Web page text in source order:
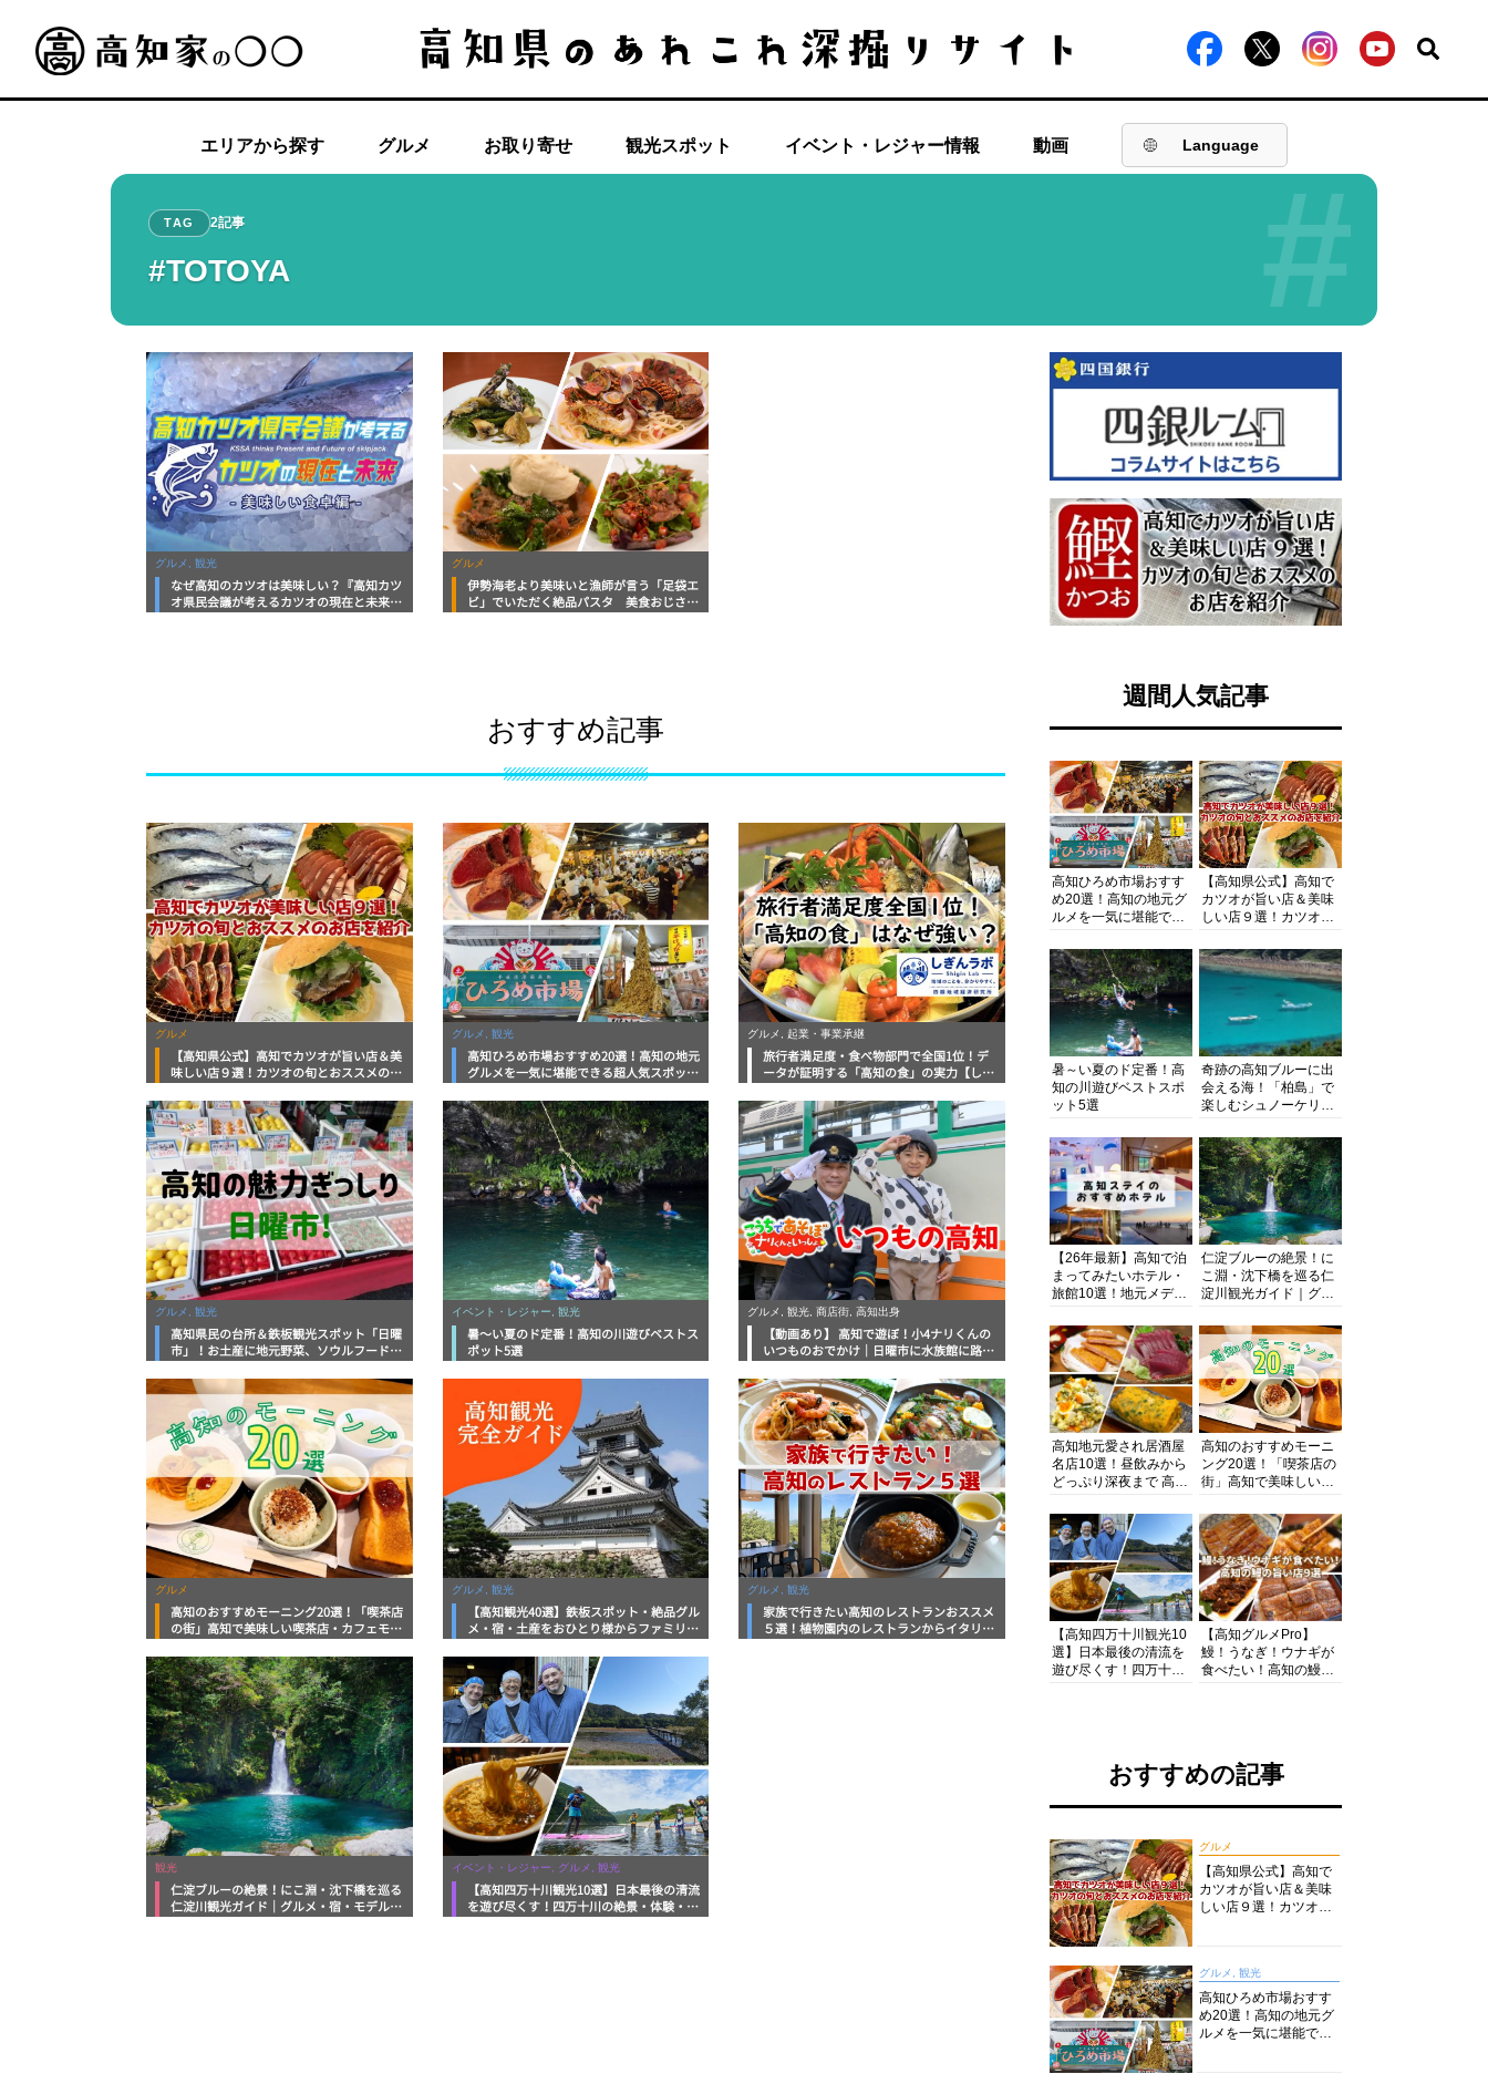
エリアから探す グルメ お取り寄せ 観光スポット イベント・レジャー情報 動画 Language
#
TAG 2記事
#TOTOYA
グルメ, 観光
なぜ高知のカツオは美味しい？『高知カツ
オ県民会議が考えるカツオの現在と未来ー
グルメ
伊勢海老より美味いと漁師が言う「足袋エ
ビ」でいただく絶品パスタ 美食おじさん
おすすめ記事
グルメ
【高知県公式】高知でカツオが旨い店＆美
味しい店９選！カツオの旬とおススメのお
グルメ, 観光
高知ひろめ市場おすすめ20選！高知の地元
グルメを一気に堪能できる超人気スポット
グルメ, 起業・事業承継
旅行者満足度・食べ物部門で全国1位！デ
ータが証明する「高知の食」の実力【しぎ
グルメ, 観光
高知県民の台所＆鉄板観光スポット「日曜
市」！お土産に地元野菜、ソウルフードま
底解説！
イベント・レジャー, 観光
暑～い夏のド定番！高知の川遊びベストス
ポット5選
グルメ, 観光, 商店街, 高知出身
【動画あり】 高知で遊ぼ！小4ナリくんの
いつものおでかけ｜日曜市に水族館に路面
グルメ
高知のおすすめモーニング20選！「喫茶店
の街」高知で美味しい喫茶店・カフェモー
グルメ, 観光
【高知観光40選】鉄板スポット・絶品グル
メ・宿・土産をおひとり様からファミリー
グルメ, 観光
家族で行きたい高知のレストランおススメ
５選！植物園内のレストランからイタリア
観光
仁淀ブルーの絶景！にこ淵・沈下橋を巡る
仁淀川観光ガイド｜グルメ・宿・モデルコ
イベント・レジャー, グルメ, 観光
【高知四万十川観光10選】日本最後の清流
を遊び尽くす！四万十川の絶景・体験・グ
週間人気記事
高知ひろめ市場おすす
め20選！高知の地元グ
ルメを一気に堪能でき
底解剖
【高知県公式】高知で
カツオが旨い店＆美味
しい店９選！カツオの
紹介
暑～い夏のド定番！高
知の川遊びベストスポ
ット5選
奇跡の高知ブルーに出
会える海！「柏島」で
楽しむシュノーケリン
浴にキャンプまで透明
度抜群の海の楽園を徹
底紹介
【26年最新】高知で泊
まってみたいホテル・
旅館10選！地元メディ
厳選
仁淀ブルーの絶景！に
こ淵・沈下橋を巡る仁
淀川観光ガイド｜グル
まで完全網羅！
高知地元愛され居酒屋
名店10選！昼飲みから
どっぷり深夜まで 高知
知グルメPro】
高知のおすすめモーニ
ング20選！「喫茶店の
街」高知で美味しい喫
グをいただきます！
【高知四万十川観光10
選】日本最後の清流を
遊び尽くす！四万十川
【高知グルメPro】
鰻！うなぎ！ウナギが
食べたい！高知の鰻の
おすすめの記事
グルメ
【高知県公式】高知で
カツオが旨い店＆美味
しい店９選！カツオの
グルメ, 観光
高知ひろめ市場おすす
め20選！高知の地元グ
ルメを一気に堪能でき